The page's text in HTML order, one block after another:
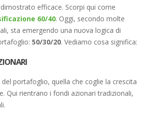
efficace. Scorpi qui come
60/40. Oggi, secondo molte
sta emergendo una nuova logica di
50/30/20. Vediamo cosa significa:
portafoglio, quella che coglie la crescita
Qui rientrano i fondi azionari tradizionali,